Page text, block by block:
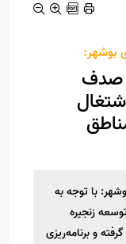
بوشهر:
صدف
با توجه به
زنجیره‌
و برنامه‌ریزی